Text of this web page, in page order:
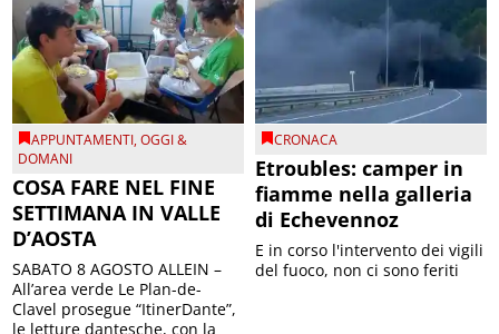
APPUNTAMENTI,OGGI &
DOMANI
COSA FARE NEL FINE
SETTIMANA IN VALLE
D’AOSTA
SABATO 8 AGOSTO ALLEIN –
All’area verde Le Plan-de-
Clavel prosegue “ItinerDante”,
le letture dantesche, con la
CRONACA
Etroubles: camper in
fiamme nella galleria
di Echevennoz
E in corso l'intervento dei vigili
del fuoco, non ci sono feriti